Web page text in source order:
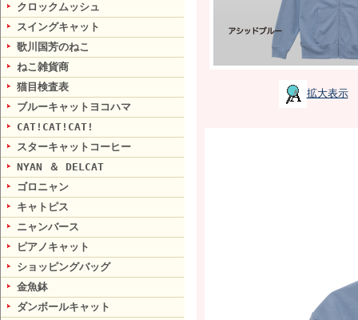
クロックムッシュ
スイングキャット
歌川国芳のねこ
ねこ雑貨商
猫目検査表
ブルーキャットヨコハマ
CAT!CAT!CAT!
スターキャットコーヒー
NYAN ＆ DELCAT
ゴロニャン
キャトピス
ニャンバース
ピアノキャット
ショッピングバッグ
金魚鉢
ダンボールキャット
拡大表示